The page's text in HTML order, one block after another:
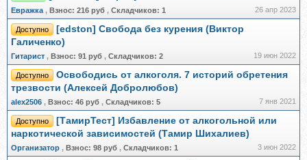
Евражкa , Взнос: 216 руб , Складчиков: 1 26 апр 2023
Доступно
[edston] Свобода без курения (Виктор
Галиченко)
Гитарист , Взнос: 91 руб , Складчиков: 2 19 июн 2022
Доступно
Освободись от алкоголя. 7 историй обретения
трезвости (Алексей Добролюбов)
alex2506 , Взнос: 46 руб , Складчиков: 5 7 янв 2021
Доступно
[ТамирТест] Избавление от алкогольной или
наркотической зависимостей (Тамир Шихалиев)
Организатор , Взнос: 98 руб , Складчиков: 1 3 июн 2022